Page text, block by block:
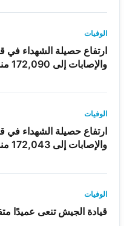
الوفيات
والإصابات إلى 172,090 منذ بدء العدوان
الوفيات
والإصابات إلى 172,043 منذ بدء العدوان
الوفيات
قيادة الجيش تنعى عميدًا